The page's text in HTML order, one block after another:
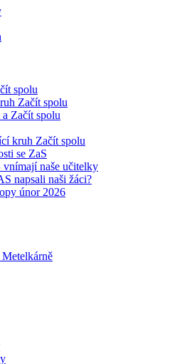
spolu
Začít spolu
Začít spolu
kruh Začít spolu
se ZaS
vnímají naše učitelky
napsali naši žáci?
únor 2026